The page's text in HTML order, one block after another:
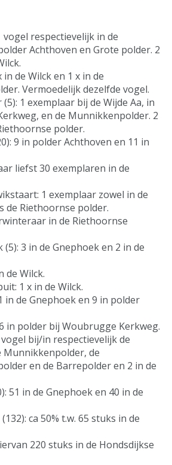
vogel respectievelijk in de
Achthoven en Grote polder. 2
in de Wilck en 1 x in de
Vermoedelijk dezelfde vogel.
(5): 1 exemplaar bij de Wijde Aa, in
en de Munnikkenpolder. 2
polder.
9 in polder Achthoven en 11 in
liefst 30 exemplaren in de
1 exemplaar zowel in de
de Riethoornse polder.
in de Riethoornse
(5): 3 in de Gnephoek en 2 in de
de Wilck.
1 x in de Wilck.
in de Gnephoek en 9 in polder
in polder bij Woubrugge Kerkweg.
vogel bij/in respectievelijk de
Munnikkenpolder, de
en de Barrepolder en 2 in de
51 in de Gnephoek en 40 in de
ca 50% t.w. 65 stuks in de
220 stuks in de Hondsdijkse